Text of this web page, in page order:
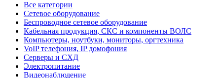
Все категории
Сетевое оборудование
Беспроводное сетевое оборудование
Кабельная продукция, СКС и компоненты ВОЛС
Компьютеры, ноутбуки, мониторы, оргтехника
VoIP телефония, IP домофония
Серверы и СХД
Электропитание
Видеонаблюдение